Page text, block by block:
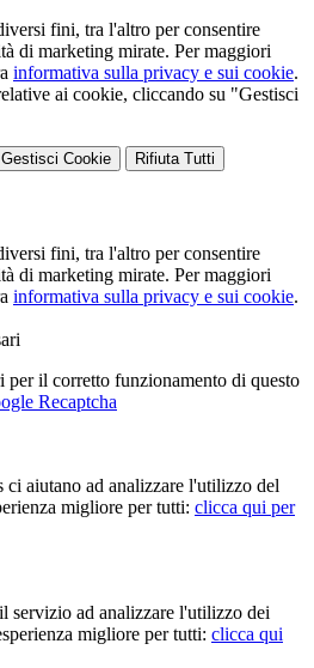
fini, tra l'altro per consentire
di marketing mirate. Per maggiori
informativa sulla privacy e sui cookie.
ai cookie, cliccando su "Gestisci
Gestisci Cookie Rifiuta Tutti
fini, tra l'altro per consentire
di marketing mirate. Per maggiori
informativa sulla privacy e sui cookie.
per il corretto funzionamento di questo
Recaptcha
aiutano ad analizzare l'utilizzo del
migliore per tutti: clicca qui per
servizio ad analizzare l'utilizzo dei
migliore per tutti: clicca qui